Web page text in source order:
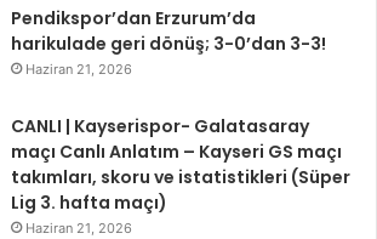
Pendikspor’dan Erzurum’da
harikulade geri dönüş; 3-0’dan 3-3!
Haziran 21, 2026
CANLI | Kayserispor- Galatasaray
maçı Canlı Anlatım – Kayseri GS maçı
takımları, skoru ve istatistikleri (Süper
Lig 3. hafta maçı)
Haziran 21, 2026